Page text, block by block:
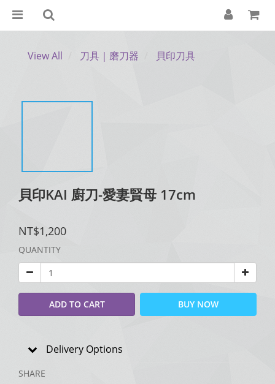
View All 刀具｜磨刀器 貝印刀具
貝印KAI 廚刀-愛妻賢母 17cm
NT$1,200
QUANTITY
ADD TO CART BUY NOW
Delivery Options
SHARE